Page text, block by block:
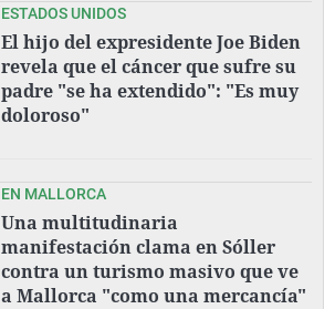
ESTADOS UNIDOS
El hijo del expresidente Joe Biden
revela que el cáncer que sufre su
padre "se ha extendido": "Es muy
doloroso"
EN MALLORCA
Una multitudinaria
manifestación clama en Sóller
contra un turismo masivo que ve
a Mallorca "como una mercancía"